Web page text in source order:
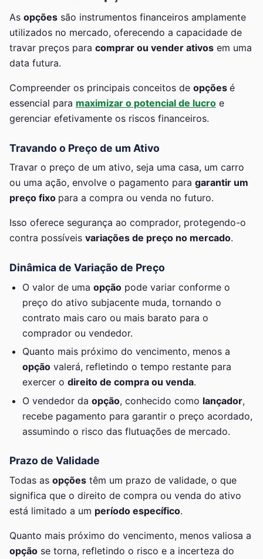
As opções são instrumentos financeiros amplamente
utilizados no mercado, oferecendo a capacidade de
travar preços para comprar ou vender ativos em uma
data futura.
Compreender os principais conceitos de opções é
essencial para maximizar o potencial de lucro e
gerenciar efetivamente os riscos financeiros.
Travando o Preço de um Ativo
Travar o preço de um ativo, seja uma casa, um carro
ou uma ação, envolve o pagamento para garantir um
preço fixo para a compra ou venda no futuro.
Isso oferece segurança ao comprador, protegendo-o
contra possíveis variações de preço no mercado.
Dinâmica de Variação de Preço
O valor de umaopção pode variar conforme o
preço do ativo subjacente muda, tornando o
contrato mais caro ou mais barato para o
comprador ou vendedor.
Quanto mais próximo do vencimento, menos a
opção valerá, refletindo o tempo restante para
exercer odireito de compra ou venda.
O vendedor daopção, conhecido como lançador,
recebe pagamento para garantir o preço acordado,
assumindo o risco das flutuações de mercado.
Prazo de Validade
Todas as opções têm um prazo de validade, o que
significa que o direito de compra ou venda do ativo
está limitado a um período específico.
Quanto mais próximo do vencimento, menos valiosa a
opção se torna, refletindo o risco e a incerteza do